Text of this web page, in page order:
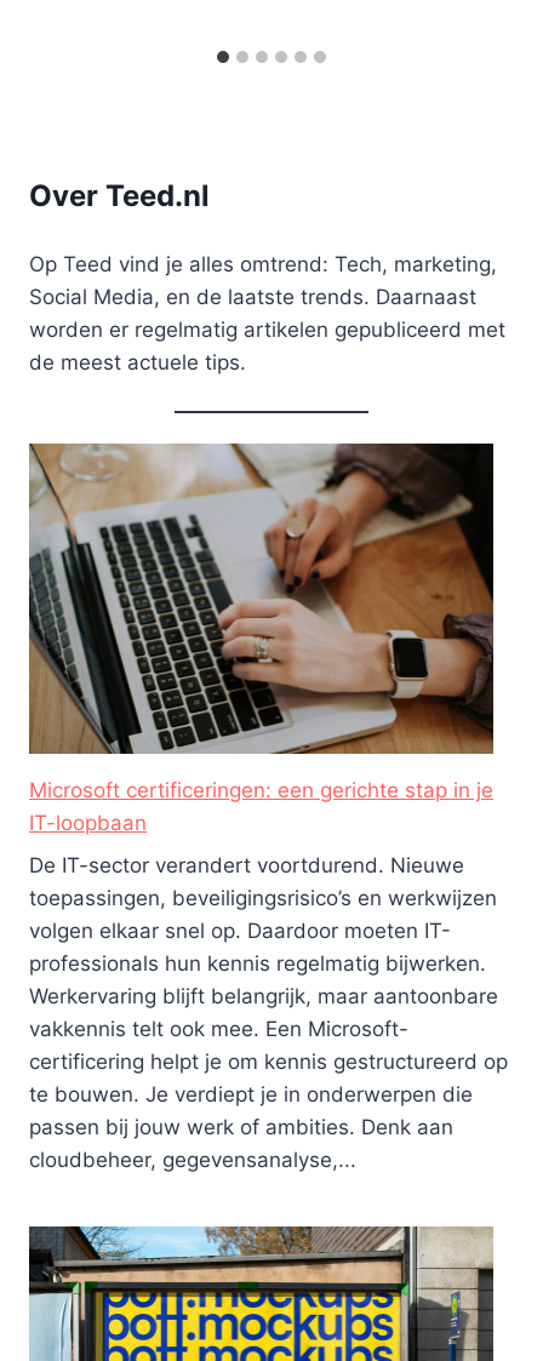
Over Teed.nl
Op Teed vind je alles omtrend: Tech, marketing,
Social Media, en de laatste trends. Daarnaast
worden er regelmatig artikelen gepubliceerd met
de meest actuele tips.
Microsoft certificeringen: een gerichte stap in je
IT-loopbaan
De IT-sector verandert voortdurend. Nieuwe
toepassingen, beveiligingsrisico’s en werkwijzen
volgen elkaar snel op. Daardoor moeten IT-
professionals hun kennis regelmatig bijwerken.
Werkervaring blijft belangrijk, maar aantoonbare
vakkennis telt ook mee. Een Microsoft-
certificering helpt je om kennis gestructureerd op
te bouwen. Je verdiept je in onderwerpen die
passen bij jouw werk of ambities. Denk aan
cloudbeheer, gegevensanalyse,...